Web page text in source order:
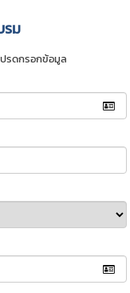
รม
รดกรอกข้อมูล